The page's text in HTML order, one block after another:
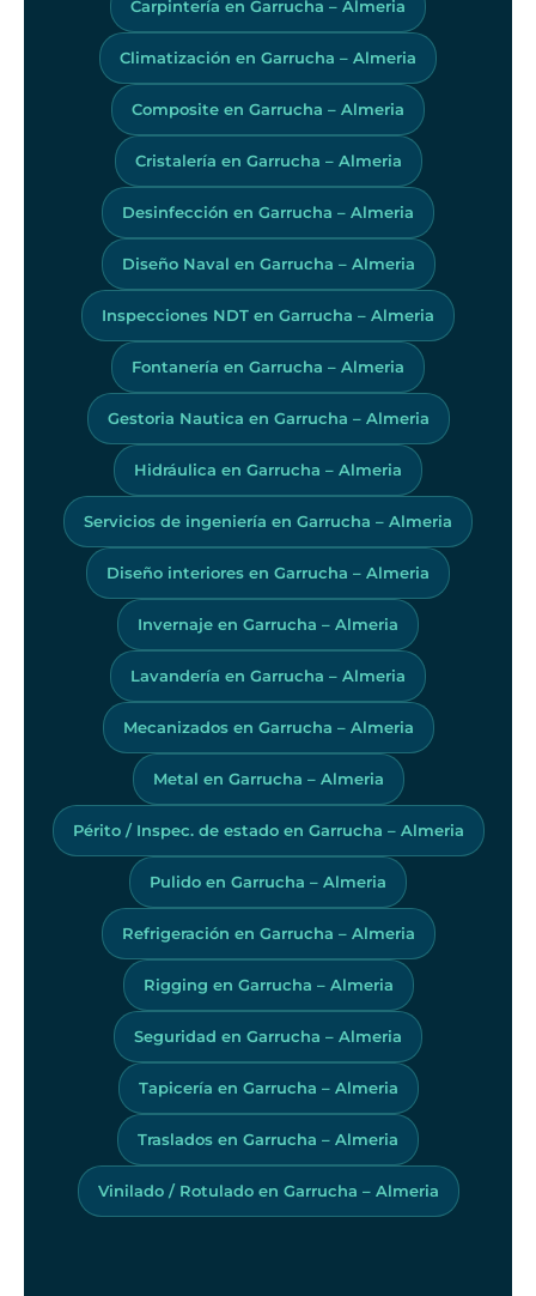
Carpintería en Garrucha – Almeria
Climatización en Garrucha – Almeria
Composite en Garrucha – Almeria
Cristalería en Garrucha – Almeria
Desinfección en Garrucha – Almeria
Diseño Naval en Garrucha – Almeria
Inspecciones NDT en Garrucha – Almeria
Fontanería en Garrucha – Almeria
Gestoria Nautica en Garrucha – Almeria
Hidráulica en Garrucha – Almeria
Servicios de ingeniería en Garrucha – Almeria
Diseño interiores en Garrucha – Almeria
Invernaje en Garrucha – Almeria
Lavandería en Garrucha – Almeria
Mecanizados en Garrucha – Almeria
Metal en Garrucha – Almeria
Périto / Inspec. de estado en Garrucha – Almeria
Pulido en Garrucha – Almeria
Refrigeración en Garrucha – Almeria
Rigging en Garrucha – Almeria
Seguridad en Garrucha – Almeria
Tapicería en Garrucha – Almeria
Traslados en Garrucha – Almeria
Vinilado / Rotulado en Garrucha – Almeria